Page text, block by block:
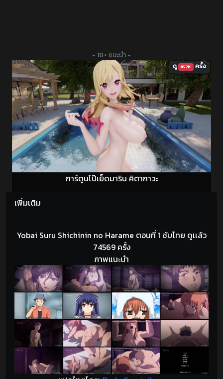
- 18+ แนะนำ -
การ์ตูนโป๊เย็ดมาริน คิตากาวะ
ดู 65.7K ครั้ง
เพิ่มเติม
Yobai Suru Shichinin no Harame ตอนที่ 1 ซับไทย ดูเเล้ว
74569 ครั้ง
ภาพแนะนำ